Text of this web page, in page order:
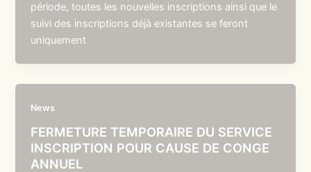
période, toutes les nouvelles inscriptions ainsi que le
suivi des inscriptions déjà existantes se feront
uniquement
News
FERMETURE TEMPORAIRE DU SERVICE
INSCRIPTION POUR CAUSE DE CONGE
ANNUEL